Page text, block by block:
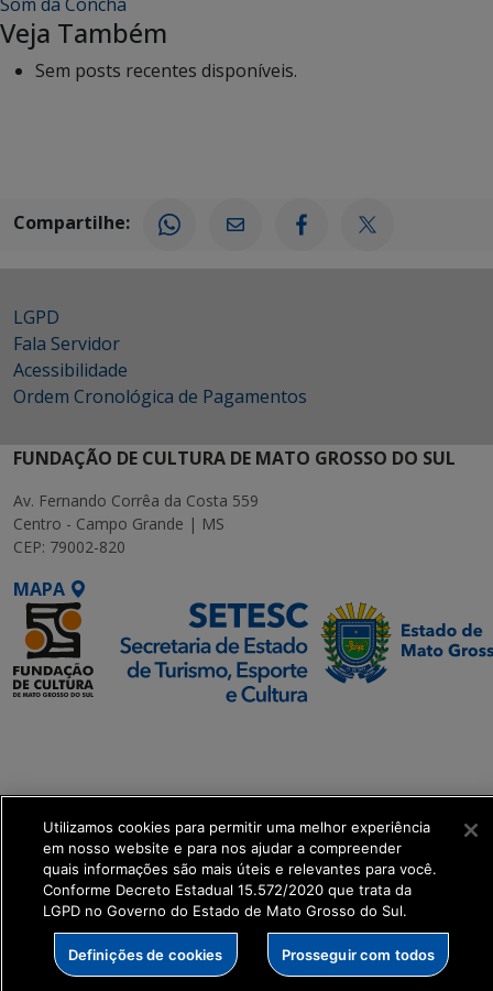
Veja Também
Sem posts recentes disponíveis.
Compartilhe:
LGPD
Fala Servidor
Acessibilidade
Ordem Cronológica de Pagamentos
FUNDAÇÃO DE CULTURA DE MATO GROSSO DO SUL
Av. Fernando Corrêa da Costa 559
Centro - Campo Grande | MS
CEP: 79002-820
MAPA
get_footer();
Utilizamos cookies para permitir uma melhor experiência
em nosso website e para nos ajudar a compreender
quais informações são mais úteis e relevantes para você.
Conforme Decreto Estadual 15.572/2020 que trata da
LGPD no Governo do Estado de Mato Grosso do Sul.
Definições de cookies Prosseguir com todos